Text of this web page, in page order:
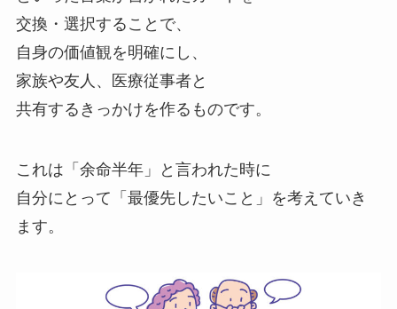
交換・選択することで、
自身の価値観を明確にし、
家族や友人、医療従事者と
共有するきっかけを作るものです。
これは「余命半年」と言われた時に
自分にとって「最優先したいこと」を考えていき
ます。